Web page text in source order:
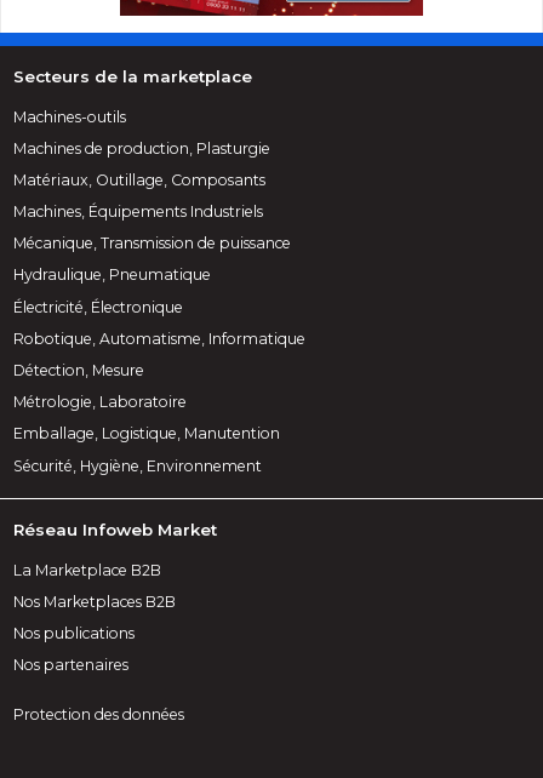
Secteurs de la marketplace
Machines-outils
Machines de production, Plasturgie
Matériaux, Outillage, Composants
Machines, Équipements Industriels
Mécanique, Transmission de puissance
Hydraulique, Pneumatique
Électricité, Électronique
Robotique, Automatisme, Informatique
Détection, Mesure
Métrologie, Laboratoire
Emballage, Logistique, Manutention
Sécurité, Hygiène, Environnement
Réseau Infoweb Market
La Marketplace B2B
Nos Marketplaces B2B
Nos publications
Nos partenaires
Protection des données